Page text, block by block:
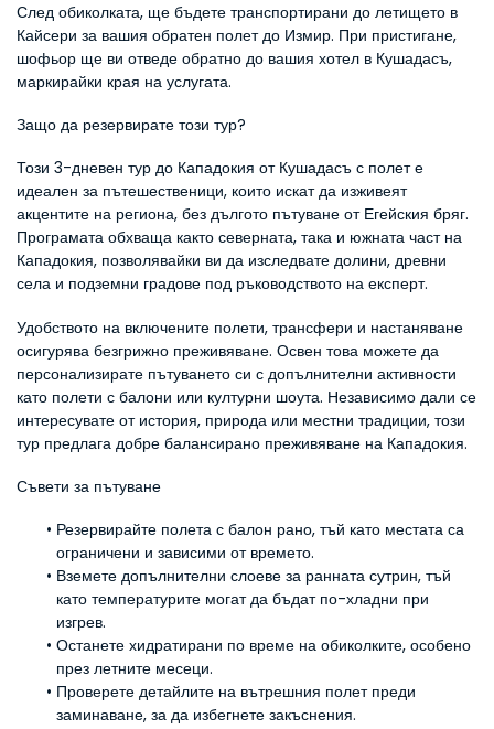
След обиколката, ще бъдете транспортирани до летището в
Кайсери за вашия обратен полет до Измир. При пристигане,
шофьор ще ви отведе обратно до вашия хотел в Кушадасъ,
маркирайки края на услугата.
Защо да резервирате този тур?
Този 3-дневен тур до Кападокия от Кушадасъ с полет е
идеален за пътешественици, които искат да изживеят
акцентите на региона, без дългото пътуване от Егейския бряг.
Програмата обхваща както северната, така и южната част на
Кападокия, позволявайки ви да изследвате долини, древни
села и подземни градове под ръководството на експерт.
Удобството на включените полети, трансфери и настаняване
осигурява безгрижно преживяване. Освен това можете да
персонализирате пътуването си с допълнителни активности
като полети с балони или културни шоута. Независимо дали се
интересувате от история, природа или местни традиции, този
тур предлага добре балансирано преживяване на Кападокия.
Съвети за пътуване
Резервирайте полета с балон рано, тъй като местата са
ограничени и зависими от времето.
Вземете допълнителни слоеве за ранната сутрин, тъй
като температурите могат да бъдат по-хладни при
изгрев.
Останете хидратирани по време на обиколките, особено
през летните месеци.
Проверете детайлите на вътрешния полет преди
заминаване, за да избегнете закъснения.